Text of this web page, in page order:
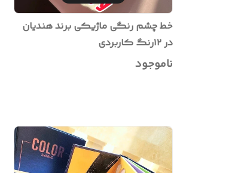
خط چشم رنگی ماژیکی برند هندیان
در ۱۲رنگ کاربردی
ناموجود